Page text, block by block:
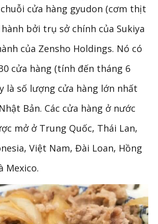
cửa hàng gyudon (cơm thịt
bởi trụ sở chính của Sukiya
của Zensho Holdings. Nó có
cửa hàng (tính đến tháng 6
là số lượng cửa hàng lớn nhất
Bản. Các cửa hàng ở nước
mở ở Trung Quốc, Thái Lan,
Việt Nam, Đài Loan, Hồng
Mexico.